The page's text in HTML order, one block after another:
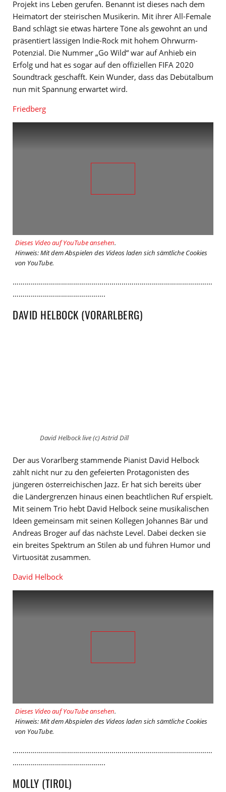
Projekt ins Leben gerufen. Benannt ist dieses nach dem
Heimatort der steirischen Musikerin. Mit ihrer All-Female
Band schlägt sie etwas härtere Töne als gewohnt an und
präsentiert lässigen Indie-Rock mit hohem Ohrwurm-
Potenzial. Die Nummer „Go Wild“ war auf Anhieb ein
Erfolg und hat es sogar auf den offiziellen FIFA 2020
Soundtrack geschafft. Kein Wunder, dass das Debütalbum
nun mit Spannung erwartet wird.
Friedberg
Dieses Video auf YouTube ansehen.
Hinweis: Mit dem Abspielen des Videos laden sich sämtliche Cookies
von YouTube.
………………………………………………………………………………………
……………………………………….
DAVID HELBOCK (VORARLBERG)
David Helbock live (c) Astrid Dill
Der aus Vorarlberg stammende Pianist David Helbock
zählt nicht nur zu den gefeierten Protagonisten des
jüngeren österreichischen Jazz. Er hat sich bereits über
die Ländergrenzen hinaus einen beachtlichen Ruf erspielt.
Mit seinem Trio hebt David Helbock seine musikalischen
Ideen gemeinsam mit seinen Kollegen Johannes Bär und
Andreas Broger auf das nächste Level. Dabei decken sie
ein breites Spektrum an Stilen ab und führen Humor und
Virtuosität zusammen.
David Helbock
Dieses Video auf YouTube ansehen.
Hinweis: Mit dem Abspielen des Videos laden sich sämtliche Cookies
von YouTube.
………………………………………………………………………………………
……………………………………….
MOLLY (TIROL)